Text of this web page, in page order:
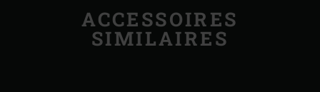
ACCESSOIRES
SIMILAIRES